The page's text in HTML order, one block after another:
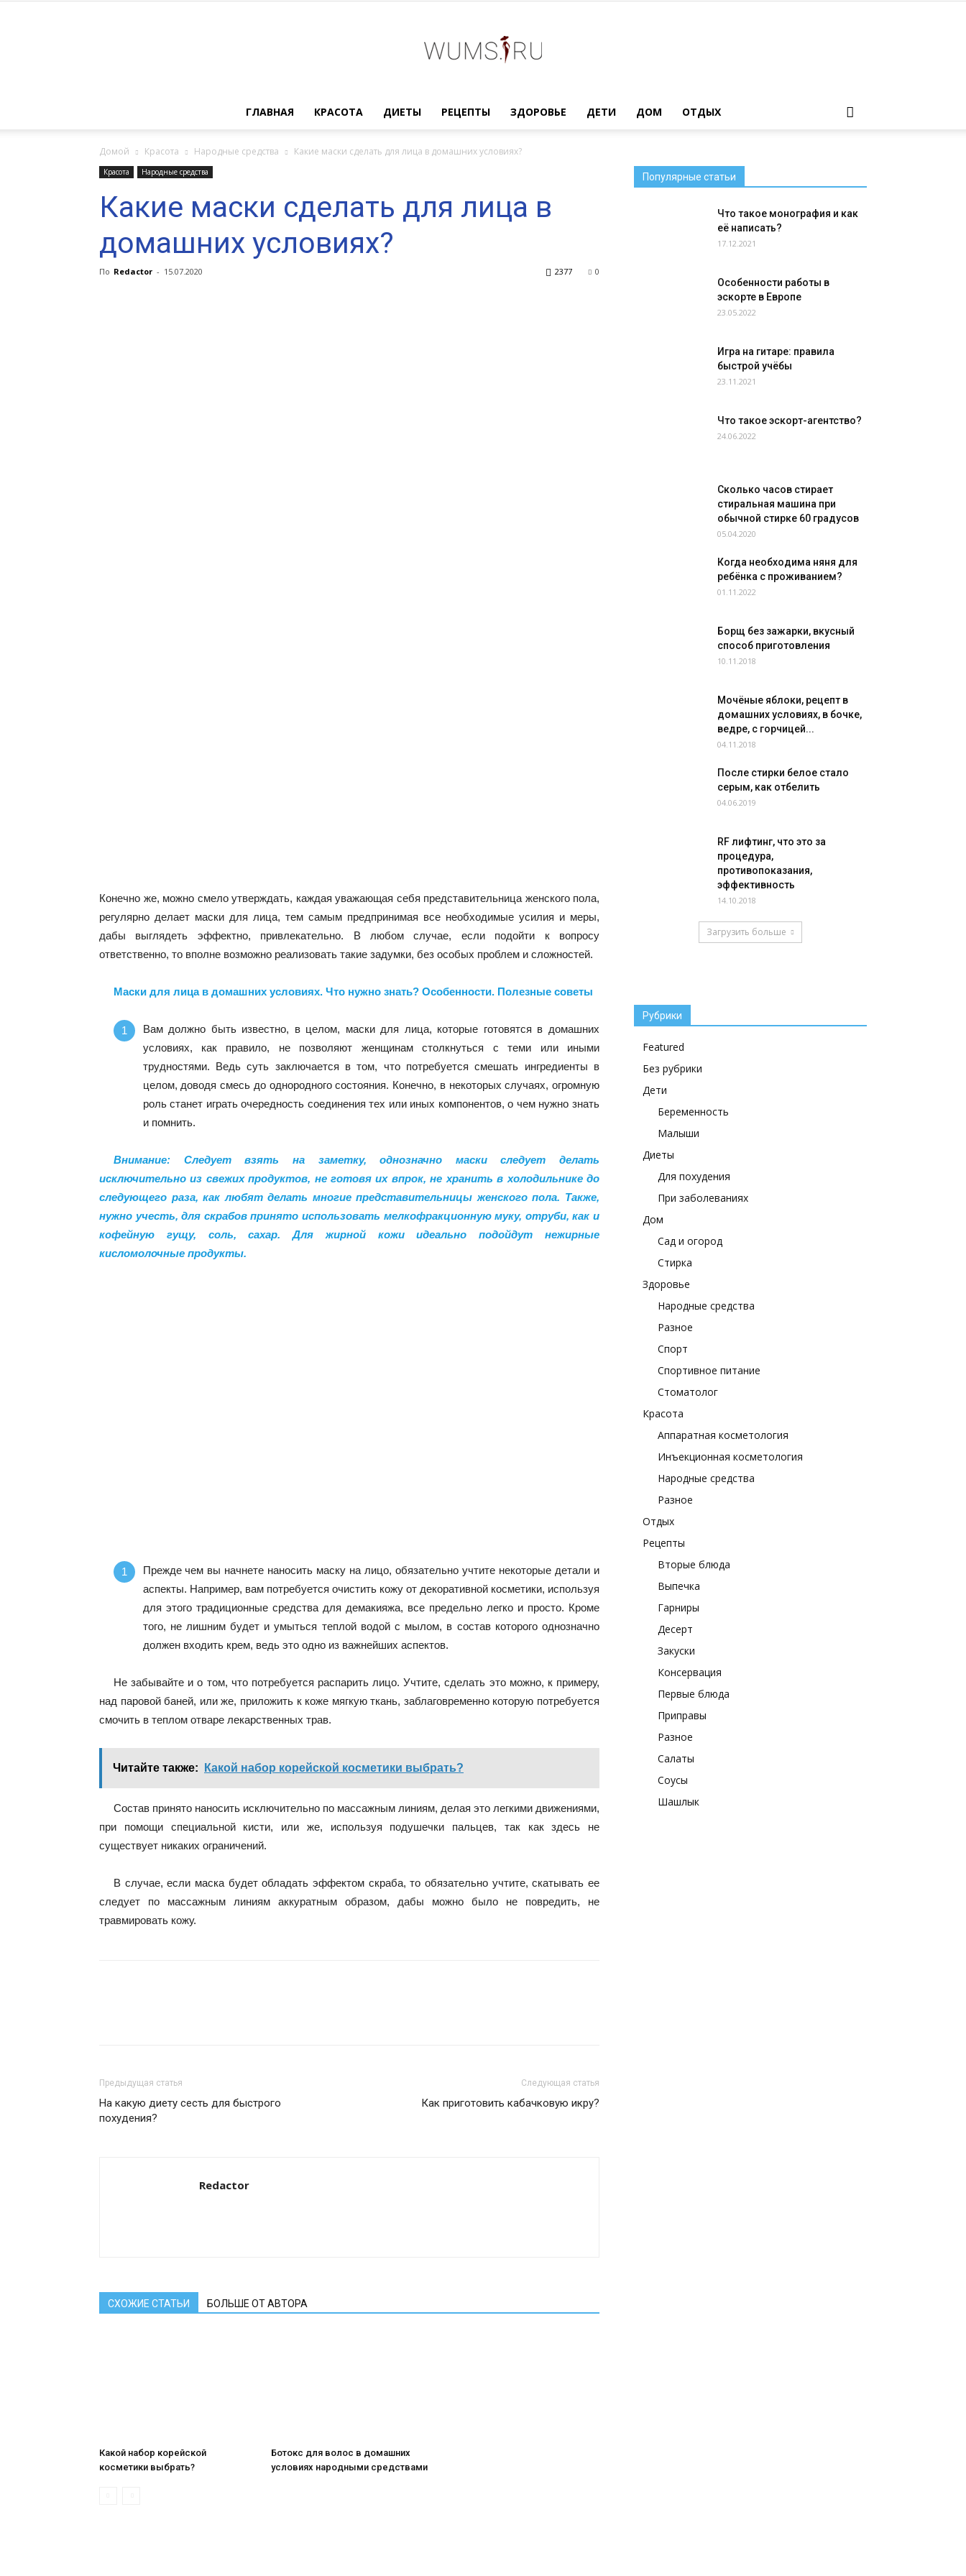
Женский
журнал
ГЛАВНАЯ КРАСОТА ДИЕТЫ РЕЦЕПТЫ ЗДОРОВЬЕ ДЕТИ ДОМ ОТДЫХ
Домой Красота Народные средства Какие маски сделать для лица в домашних условиях?
Красота Народные средства
Какие маски сделать для лица в
домашних условиях?
По Redactor - 15.07.2020 0
2377
Конечно же, можно смело утверждать, каждая уважающая себя представительница женского пола,
регулярно делает маски для лица, тем самым предпринимая все необходимые усилия и меры,
дабы выглядеть эффектно, привлекательно. В любом случае, если подойти к вопросу
ответственно, то вполне возможно реализовать такие задумки, без особых проблем и сложностей.
Маски для лица в домашних условиях. Что нужно знать? Особенности. Полезные советы
Вам должно быть известно, в целом, маски для лица, которые готовятся в домашних
условиях, как правило, не позволяют женщинам столкнуться с теми или иными
трудностями. Ведь суть заключается в том, что потребуется смешать ингредиенты в
целом, доводя смесь до однородного состояния. Конечно, в некоторых случаях, огромную
роль станет играть очередность соединения тех или иных компонентов, о чем нужно знать
и помнить.
Внимание: Следует взять на заметку, однозначно маски следует делать
исключительно из свежих продуктов, не готовя их впрок, не хранить в холодильнике до
следующего раза, как любят делать многие представительницы женского пола. Также,
нужно учесть, для скрабов принято использовать мелкофракционную муку, отруби, как и
кофейную гущу, соль, сахар. Для жирной кожи идеально подойдут нежирные
кисломолочные продукты.
Прежде чем вы начнете наносить маску на лицо, обязательно учтите некоторые детали и
аспекты. Например, вам потребуется очистить кожу от декоративной косметики, используя
для этого традиционные средства для демакияжа, все предельно легко и просто. Кроме
того, не лишним будет и умыться теплой водой с мылом, в состав которого однозначно
должен входить крем, ведь это одно из важнейших аспектов.
Не забывайте и о том, что потребуется распарить лицо. Учтите, сделать это можно, к примеру,
над паровой баней, или же, приложить к коже мягкую ткань, заблаговременно которую потребуется
смочить в теплом отваре лекарственных трав.
Читайте также: Какой набор корейской косметики выбрать?
Состав принято наносить исключительно по массажным линиям, делая это легкими движениями,
при помощи специальной кисти, или же, используя подушечки пальцев, так как здесь не
существует никаких ограничений.
В случае, если маска будет обладать эффектом скраба, то обязательно учтите, скатывать ее
следует по массажным линиям аккуратным образом, дабы можно было не повредить, не
травмировать кожу.
Предыдущая статья
На какую диету сесть для быстрого
похудения?
Следующая статья
Как приготовить кабачковую икру?
Redactor
СХОЖИЕ СТАТЬИ БОЛЬШЕ ОТ АВТОРА
Какой набор корейской
косметики выбрать?
Ботокс для волос в домашних
условиях народными средствами
Популярные статьи
Что такое монография и как
её написать?
17.12.2021
Особенности работы в
эскорте в Европе
23.05.2022
Игра на гитаре: правила
быстрой учёбы
23.11.2021
Что такое эскорт-агентство?
24.06.2022
Сколько часов стирает
стиральная машина при
обычной стирке 60 градусов
05.04.2020
Когда необходима няня для
ребёнка с проживанием?
01.11.2022
Борщ без зажарки, вкусный
способ приготовления
10.11.2018
Мочёные яблоки, рецепт в
домашних условиях, в бочке,
ведре, с горчицей...
04.11.2018
После стирки белое стало
серым, как отбелить
04.06.2019
RF лифтинг, что это за
процедура,
противопоказания,
эффективность
14.10.2018
Загрузить больше
Рубрики
Featured
Без рубрики
Дети
Беременность
Малыши
Диеты
Для похудения
При заболеваниях
Дом
Сад и огород
Стирка
Здоровье
Народные средства
Разное
Спорт
Спортивное питание
Стоматолог
Красота
Аппаратная косметология
Инъекционная косметология
Народные средства
Разное
Отдых
Рецепты
Вторые блюда
Выпечка
Гарниры
Десерт
Закуски
Консервация
Первые блюда
Приправы
Разное
Салаты
Соусы
Шашлык